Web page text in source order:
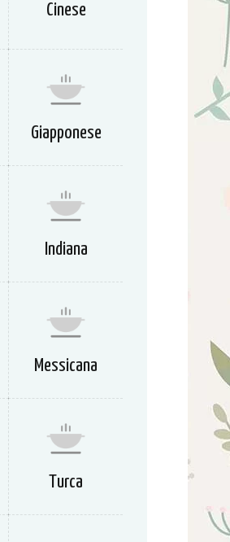
Cinese
Giapponese
Indiana
Messicana
Turca